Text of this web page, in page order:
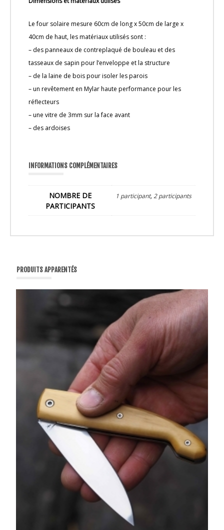
Le four solaire mesure 60cm de long x 50cm de large x
40cm de haut, les matériaux utilisés sont :
– des panneaux de contreplaqué de bouleau et des
tasseaux de sapin pour l’enveloppe et la structure
– de la laine de bois pour isoler les parois
– un revêtement en Mylar haute performance pour les
réflecteurs
– une vitre de 3mm sur la face avant
– des ardoises
INFORMATIONS COMPLÉMENTAIRES
NOMBRE DE
PARTICIPANTS
1 participant,2 participants
PRODUITS APPARENTÉS